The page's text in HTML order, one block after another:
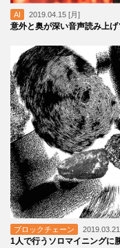
AI 2019.04.15 [月]
意外と奥が深い音声読み上
ブロックチェーン
1人で行うソロマイニングに